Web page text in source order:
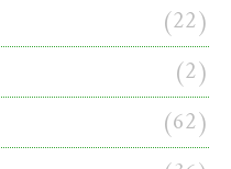
(22)
(2)
(62)